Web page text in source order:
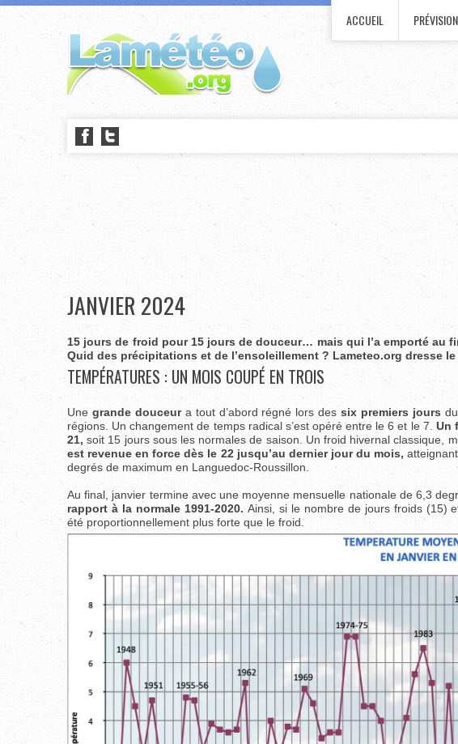
ACCUEIL
JANVIER 2024
15 jours de froid pour 15 jours de douceur… mais qui l’a emporté au
Quid des précipitations et de l’ensoleillement ? Lameteo.org dresse
TEMPÉRATURES : UN MOIS COUPÉ EN TROIS
Une grande douceur a tout d’abord régné lors des six premiers jours
régions. Un changement de temps radical s’est opéré entre le 6 et le 7. Un
21, soit 15 jours sous les normales de saison. Un froid hivernal classique,
est revenue en force dès le 22 jusqu’au dernier jour du mois,
degrés de maximum en Languedoc-Roussillon.
Au final, janvier termine avec une moyenne mensuelle nationale de 6,3
rapport à la normale 1991-2020. Ainsi, si le nombre de jours froids (15)
été proportionnellement plus forte que le froid.